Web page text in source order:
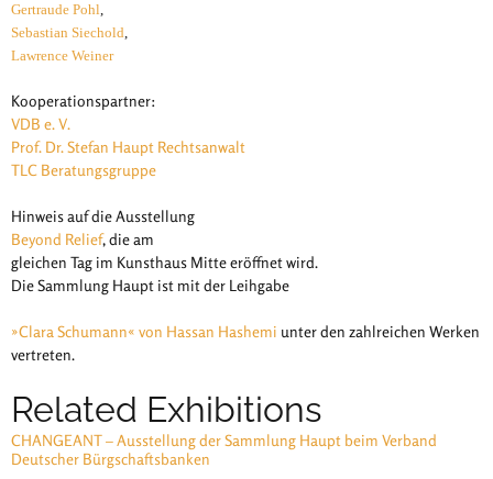
Gertraude Pohl,
Sebastian Siechold,
Lawrence Weiner
Kooperationspartner:
VDB e. V.
Prof. Dr. Stefan Haupt Rechtsanwalt
TLC Beratungsgruppe
Hinweis auf die Ausstellung
Beyond Relief, die am
gleichen Tag im Kunsthaus Mitte eröffnet wird.
Die Sammlung Haupt ist mit der Leihgabe
»Clara Schumann« von Hassan Hashemi unter den zahlreichen Werken
vertreten.
Related Exhibitions
CHANGEANT – Ausstellung der Sammlung Haupt beim Verband
Deutscher Bürgschaftsbanken